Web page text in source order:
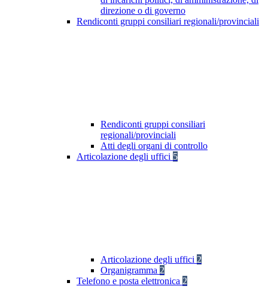
direzione o di governo
Rendiconti gruppi consiliari regionali/provinciali
Rendiconti gruppi consiliari
regionali/provinciali
Atti degli organi di controllo
Articolazione degli uffici 5
Articolazione degli uffici 2
Organigramma 2
Telefono e posta elettronica 2